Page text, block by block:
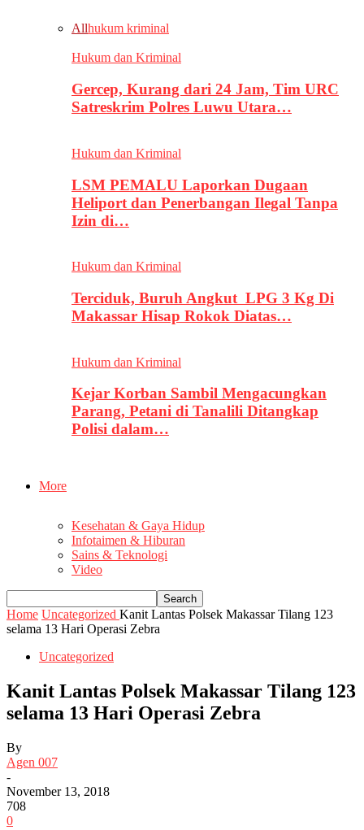
Allhukum kriminal
Hukum dan Kriminal
Gercep, Kurang dari 24 Jam, Tim URC
Satreskrim Polres Luwu Utara…
Hukum dan Kriminal
LSM PEMALU Laporkan Dugaan
Heliport dan Penerbangan Ilegal Tanpa
Izin di…
Hukum dan Kriminal
Terciduk, Buruh Angkut LPG 3 Kg Di
Makassar Hisap Rokok Diatas…
Hukum dan Kriminal
Kejar Korban Sambil Mengacungkan
Parang, Petani di Tanalili Ditangkap
Polisi dalam…
More
Kesehatan & Gaya Hidup
Infotaimen & Hiburan
Sains & Teknologi
Video
Home Uncategorized Kanit Lantas Polsek Makassar Tilang 123
selama 13 Hari Operasi Zebra
Uncategorized
Kanit Lantas Polsek Makassar Tilang 123
selama 13 Hari Operasi Zebra
By
Agen 007
-
November 13, 2018
708
0